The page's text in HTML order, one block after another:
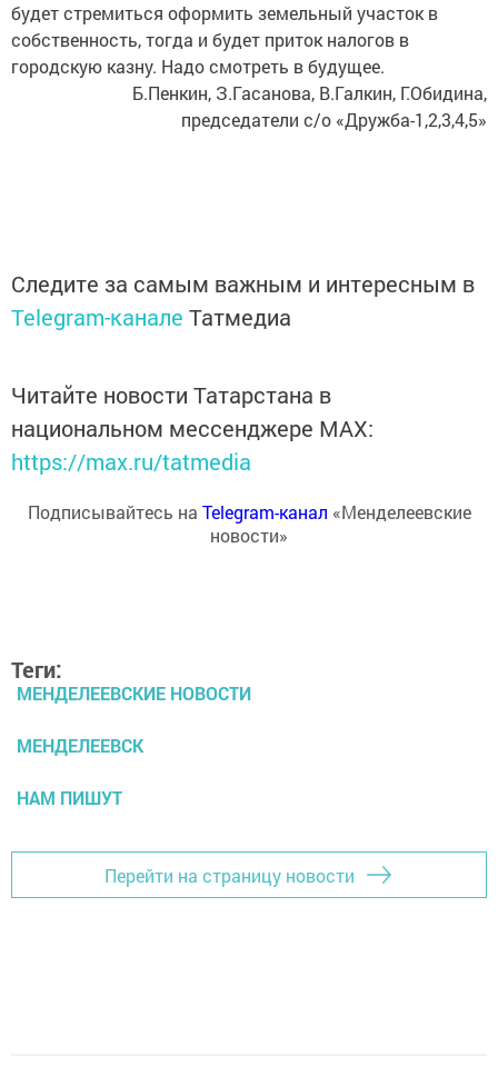
будет стремиться оформить земельный участок в
собственность, тогда и будет приток налогов в
городскую казну. Надо смотреть в будущее.
Б.Пенкин, З.Гасанова, В.Галкин, Г.Обидина,
председатели с/о «Дружба-1,2,3,4,5»
Следите за самым важным и интересным в
Telegram-канале Татмедиа
Читайте новости Татарстана в
национальном мессенджере MАХ:
https://max.ru/tatmedia
Подписывайтесь на Telegram-канал «Менделеевские
новости»
Теги:
МЕНДЕЛЕЕВСКИЕ НОВОСТИ
МЕНДЕЛЕЕВСК
НАМ ПИШУТ
Перейти на страницу новости